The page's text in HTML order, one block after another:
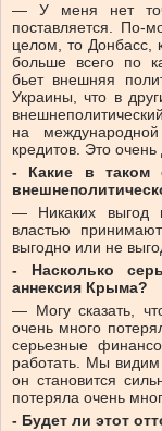
— У меня нет
поставляется. По-
целом, то Донбасс,
больше всего по
бьет внешняя
Украины, что в
на
кредитов. Это
- Какие в таком
— Никаких выгод
властью
выгодно или не
- Насколько
аннексия Крыма?
— Могу сказать,
очень много
серьезные
работать. Мы видим
он становится
потеряла очень
- Будет ли этот